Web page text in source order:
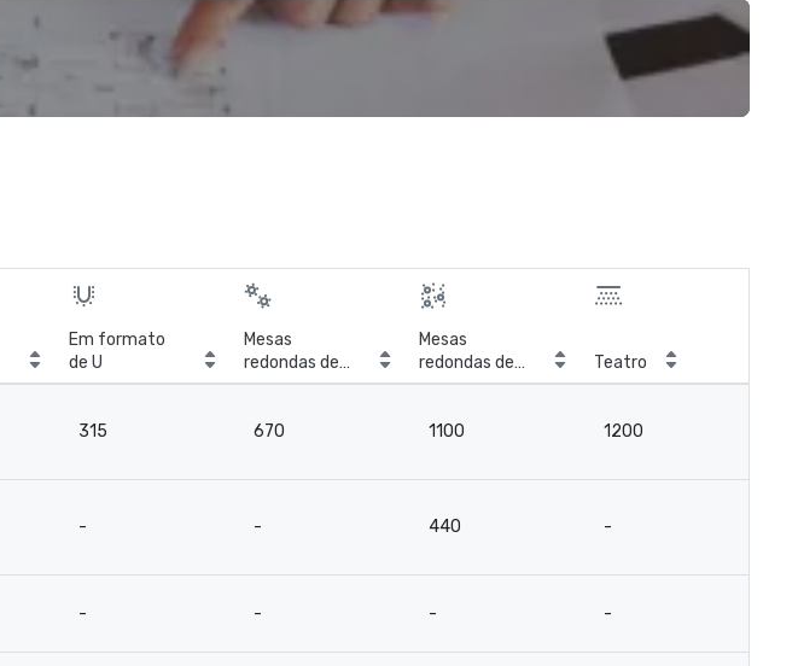
Em formato
de U
Mesas
redondas de
banquete
Mesas
redondas de
coquetel
Teatro
315 670 1100 1200
- - 440 -
- - - -